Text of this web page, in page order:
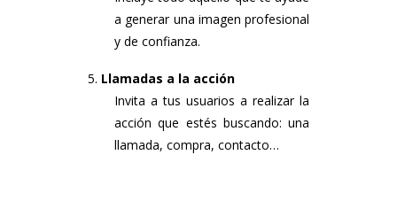
a generar una imagen profesional
y de confianza.
Llamadas a la acción
Invita a tus usuarios a realizar la
acción que estés buscando: una
llamada, compra, contacto…